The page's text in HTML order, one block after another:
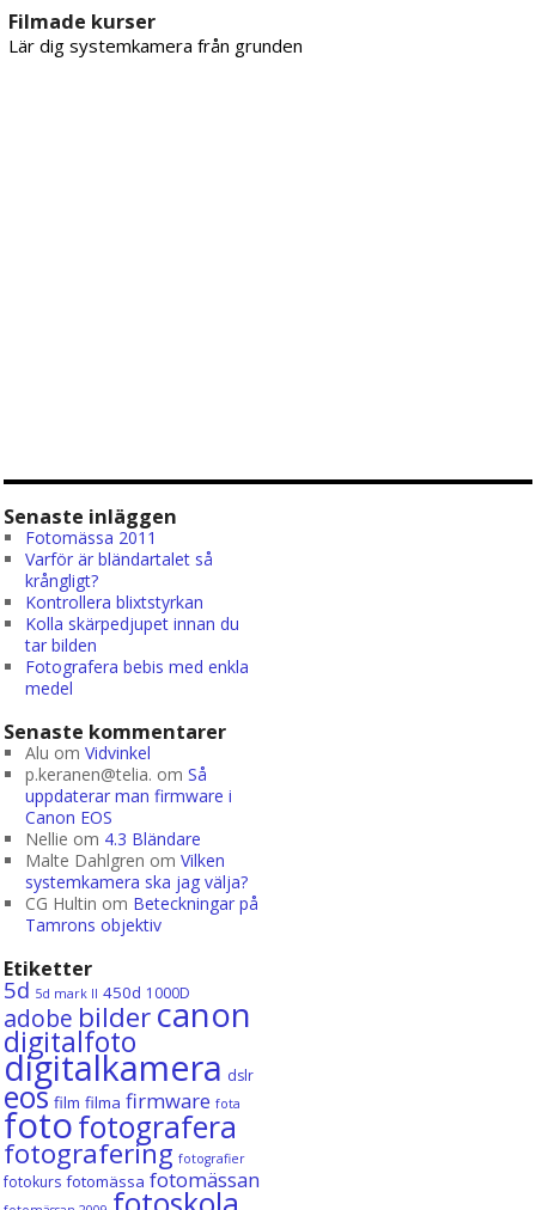
Filmade kurser
Lär dig systemkamera från grunden
Senaste inläggen
Fotomässa 2011
Varför är bländartalet så
krångligt?
Kontrollera blixtstyrkan
Kolla skärpedjupet innan du
tar bilden
Fotografera bebis med enkla
medel
Senaste kommentarer
Alu om Vidvinkel
p.keranen@telia. om Så
uppdaterar man firmware i
Canon EOS
Nellie om 4.3 Bländare
Malte Dahlgren om Vilken
systemkamera ska jag välja?
CG Hultin om Beteckningar på
Tamrons objektiv
Etiketter
5d 5d mark II 450d 1000D
adobe bilder canon
digitalfoto
digitalkamera dslr
eos film filma firmware fota
fotofotografera
fotografering fotografier
fotokurs fotomässa fotomässan